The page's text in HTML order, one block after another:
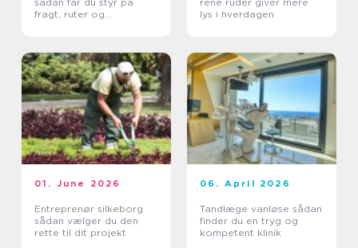
fragt, ruter og
lys i hverdagen
01. June 2026
Entreprenør silkeborg
sådan vælger du den
rette til dit projekt
06. April 2026
Tandlæge vanløse sådan
finder du en tryg og
kompetent klinik